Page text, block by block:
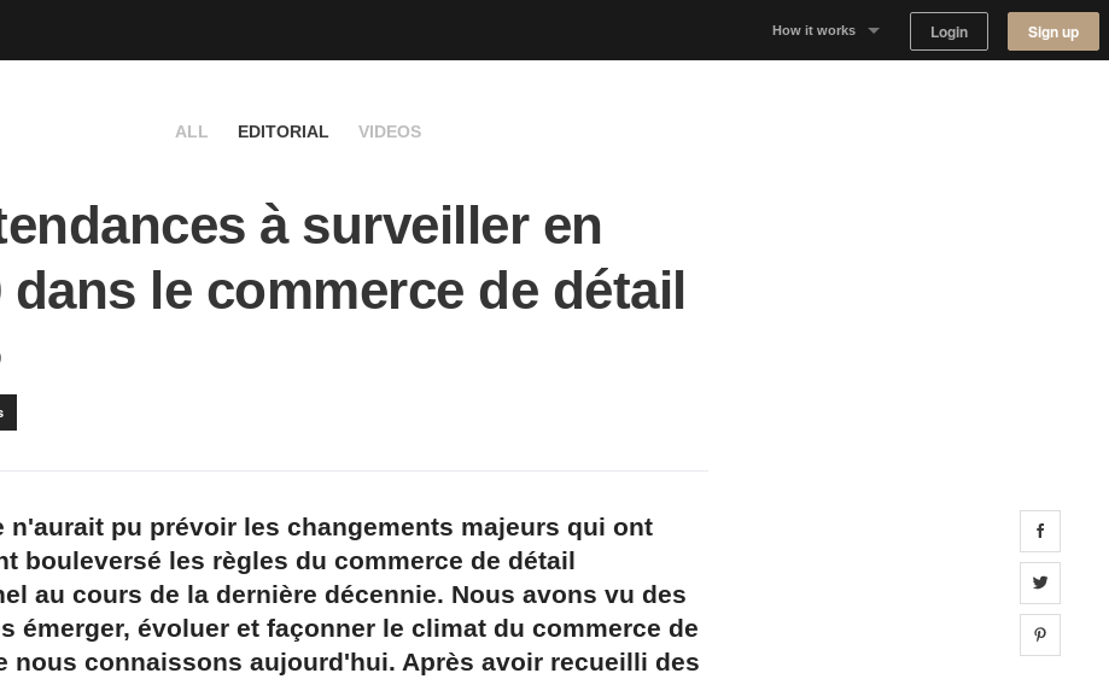
How it works Login Sign up
ALL EDITORIAL VIDEOS
à surveiller en
dans le commerce de détail
n'aurait pu prévoir les changements majeurs qui ont
bouleversé les règles du commerce de détail
au cours de la dernière décennie. Nous avons vu des
émerger, évoluer et façonner le climat du commerce de
nous connaissons aujourd'hui. Après avoir recueilli des